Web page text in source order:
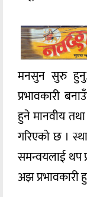
मनसुन सुरु
प्रभावकारी
हुने मानवीय
गरिएको छ ।
समन्वयलाई थप
अझ प्रभावकारी